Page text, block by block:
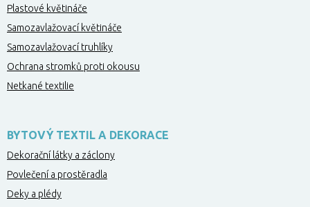
Plastové květináče
Samozavlažovací květináče
Samozavlažovací truhlíky
Ochrana stromků proti okousu
Netkané textilie
BYTOVÝ TEXTIL A DEKORACE
Dekorační látky a záclony
Povlečení a prostěradla
Deky a plédy